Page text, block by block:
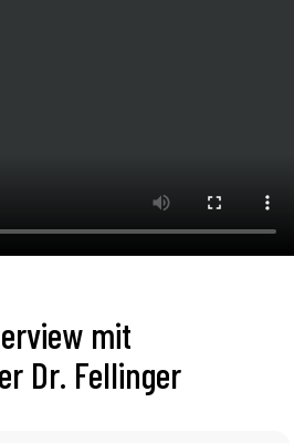
mit
Dr. Fellinger